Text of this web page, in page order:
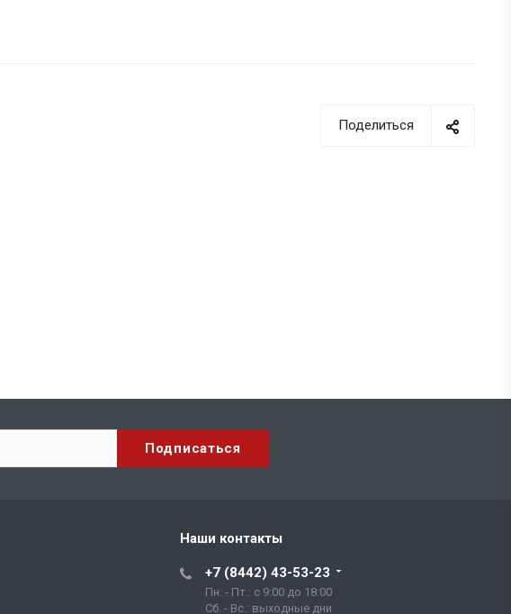
Поделиться
Наши контакты
+7 (8442) 43-53-23
Пн. - Пт.: с 9:00 до 18:00
Сб. - Вс.: выходные дни